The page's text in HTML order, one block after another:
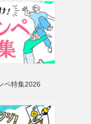
ペ特集2026